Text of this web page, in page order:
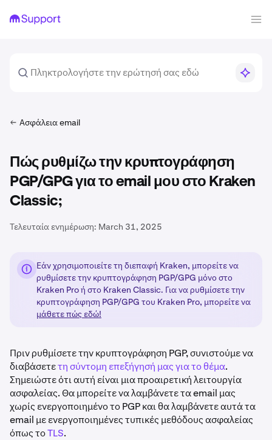
Ασφάλεια email
Πώς ρυθμίζω την κρυπτογράφηση
PGP/GPG για το email μου στο Kraken
Classic;
Τελευταία ενημέρωση: March 31, 2025
Εάν χρησιμοποιείτε τη διεπαφή Kraken, μπορείτε να
ρυθμίσετε την κρυπτογράφηση PGP/GPG μόνο στο
Kraken Pro ή στο Kraken Classic. Για να ρυθμίσετε την
κρυπτογράφηση PGP/GPG του Kraken Pro, μπορείτε να
μάθετε πώς εδώ!
Πριν ρυθμίσετε την κρυπτογράφηση PGP, συνιστούμε να
διαβάσετετη σύντομη επεξήγησή μας για το θέμα.
Σημειώστε ότι αυτή είναι μια προαιρετική λειτουργία
ασφαλείας. Θα μπορείτε να λαμβάνετε τα email μας
χωρίς ενεργοποιημένο το PGP και θα λαμβάνετε αυτά τα
email με ενεργοποιημένες τυπικές μεθόδους ασφαλείας
όπως τοTLS.